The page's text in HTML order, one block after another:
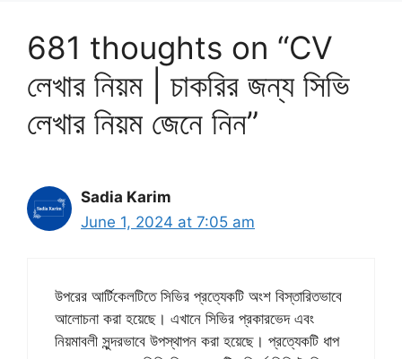
681 thoughts on “CV
লেখার নিয়ম | চাকরির জন্য সিভি
লেখার নিয়ম জেনে নিন”
Sadia Karim
June 1, 2024 at 7:05 am
উপরের আর্টিকেলটিতে সিভির প্রত্যেকটি অংশ বিস্তারিতভাবে
আলোচনা করা হয়েছে। এখানে সিভির প্রকারভেদ এবং
নিয়মাবলী সুন্দরভাবে উপস্থাপন করা হয়েছে। প্রত্যেকটি ধাপ